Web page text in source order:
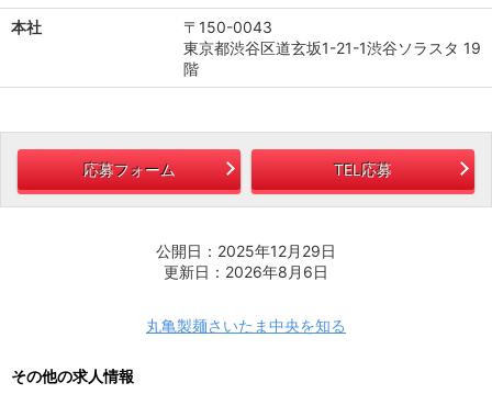
本社
〒150-0043
東京都渋谷区道玄坂1-21-1渋谷ソラスタ 19
階
応募フォーム TEL応募
公開日：2025年12月29日
更新日：2026年8月6日
丸亀製麺さいたま中央を知る
その他の求人情報